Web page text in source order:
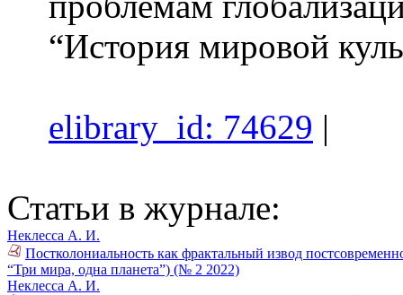
“История мировой
elibrary_id: 74629 |
Статьи в журнале:
Неклесса А. И.
Постколониальность как фрактальный извод
“Три мира, одна планета”) (№ 2 2022)
Неклесса А. И.